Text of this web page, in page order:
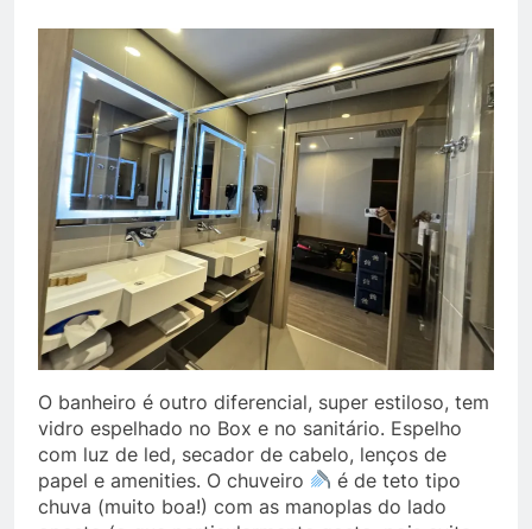
O banheiro é outro diferencial, super estiloso, tem
vidro espelhado no Box e no sanitário. Espelho
com luz de led, secador de cabelo, lenços de
papel e amenities. O chuveiro
é de teto tipo
chuva (muito boa!) com as manoplas do lado